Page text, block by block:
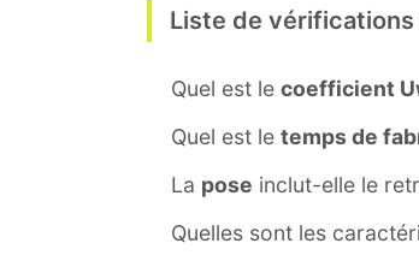
Liste de
Quel est le coefficient
Quel est le temps de
La pose inclut-elle le
Quelles sont les